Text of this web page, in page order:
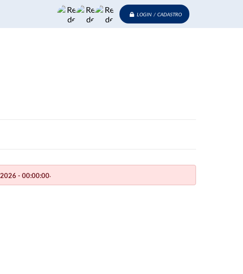
LOGIN / CADASTRO
- 00:00:00.